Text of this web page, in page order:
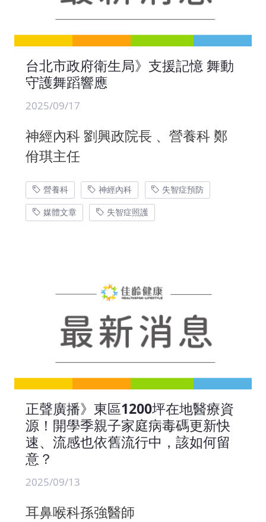
台北市政府衛生局》支援記憶 舞動
守護舞蹈響應
2025/09/17
神經內科 劉興政院長 、營養科 鄭
佾琪主任
營養科 神經內科
失智症預防
媒體文章
失智症照護
正聲廣播》東區1200坪在地醫療資
源！開學季親子家庭病毒碼更新快
速、流感也依舊流行中，該如何留
意？
2025/09/13
耳鼻喉科孫強醫師